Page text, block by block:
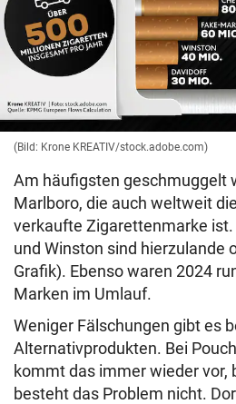
(Bild: Krone KREATIV/stock.adobe.com)
Am häufigsten geschmuggelt
Marlboro, die auch weltweit
verkaufte Zigarettenmarke
und Winston sind hierzulande
Grafik). Ebenso waren 2024
Marken im Umlauf.
Weniger Fälschungen gibt es
Alternativprodukten. Bei
kommt das immer wieder vor,
besteht das Problem nicht.